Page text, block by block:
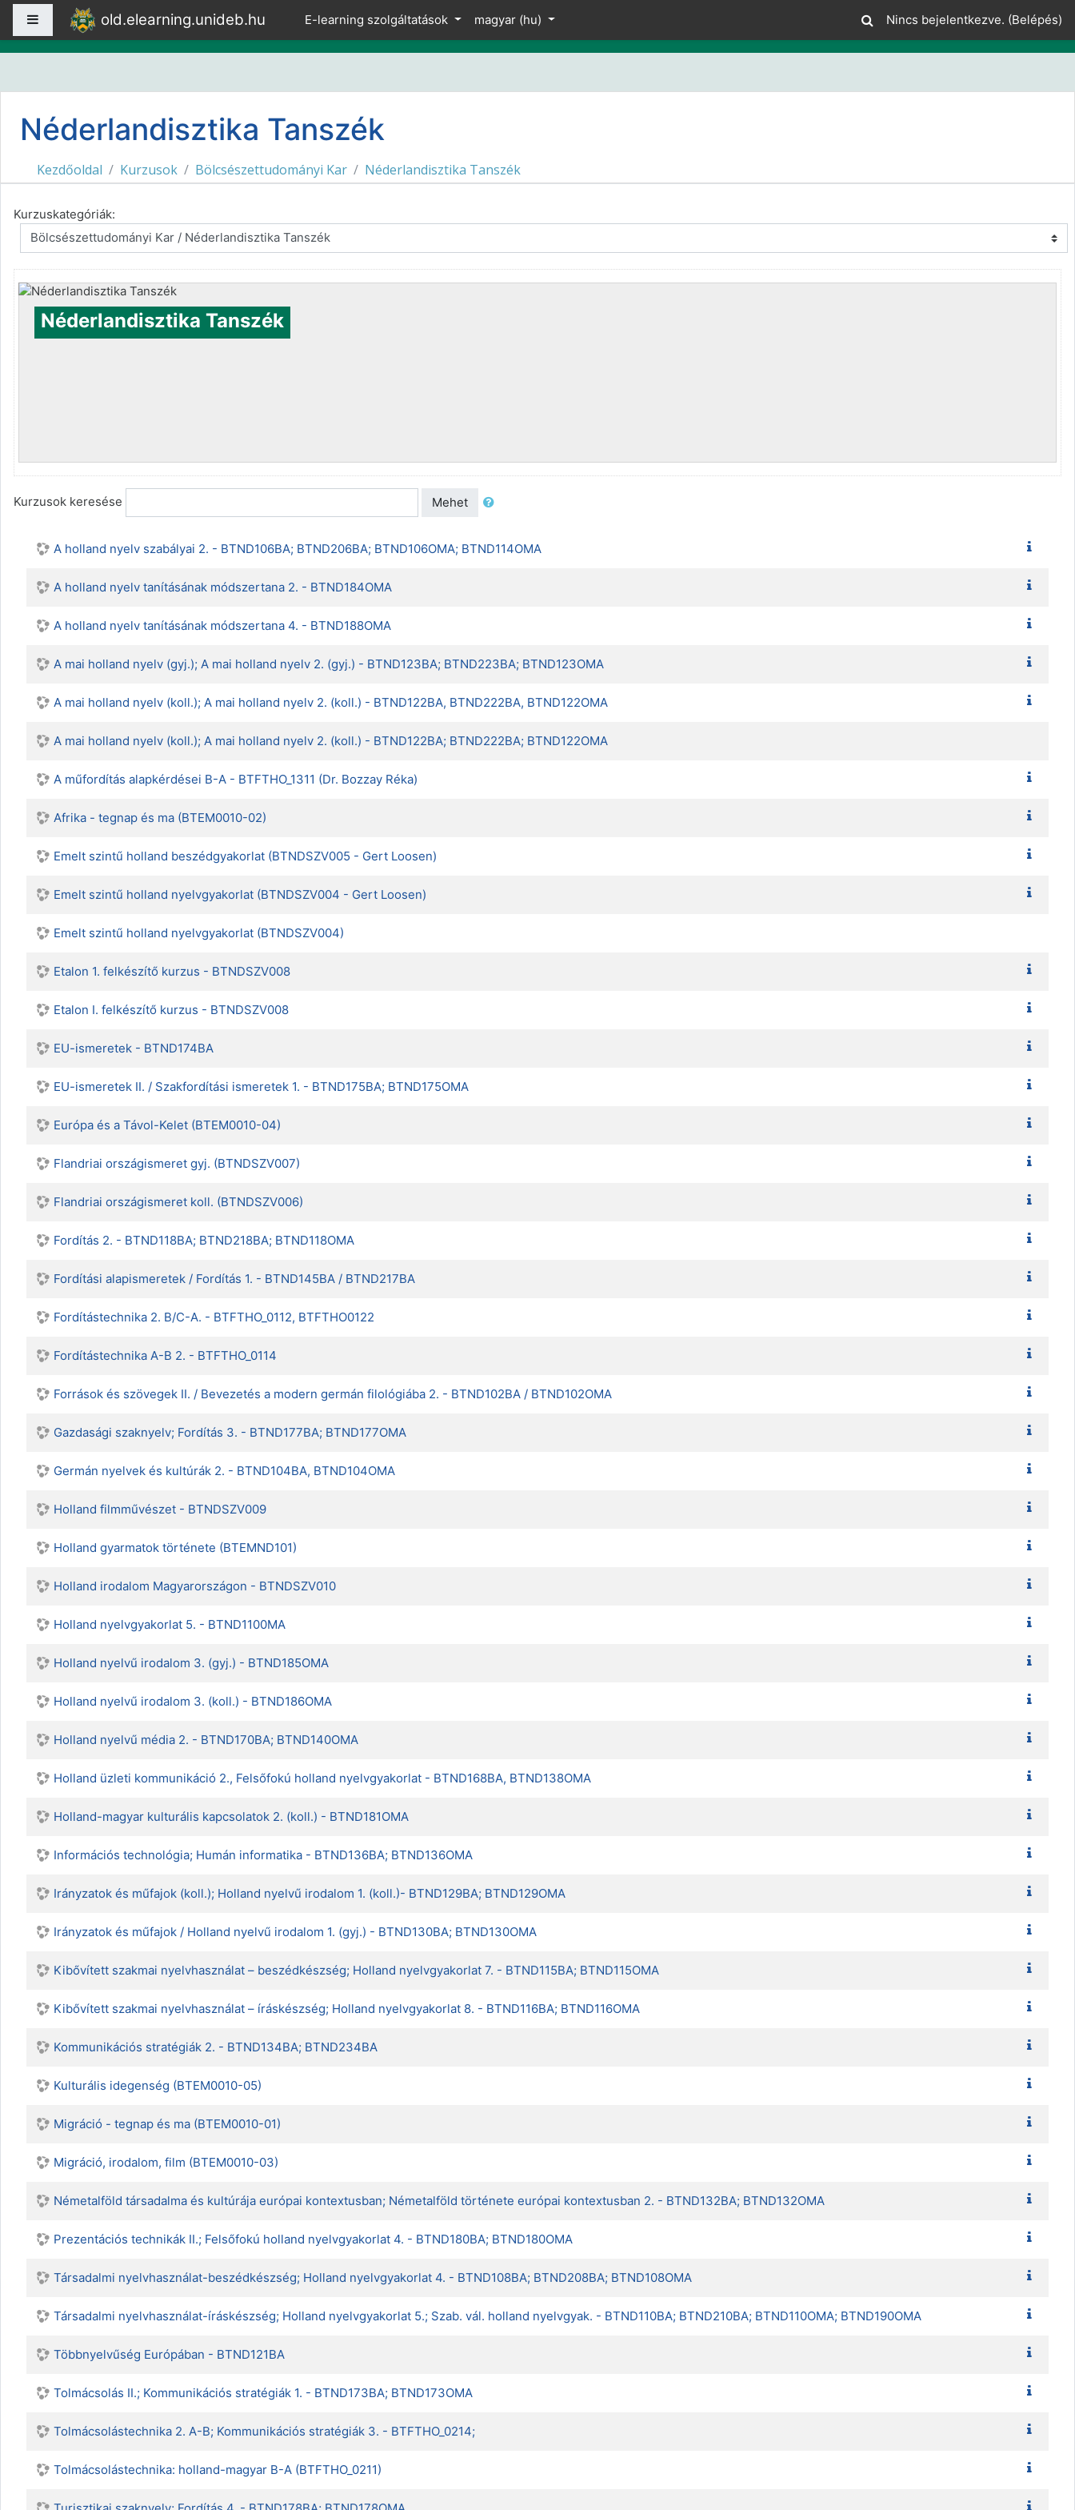
Tovább a fő tartalomhoz
Oldalpanel old.elearning.unideb.hu E-learning szolgáltatások magyar ‎(hu)‎ Nincs bejelentkezve. (Belépés)
Néderlandisztika Tanszék
Kezdőoldal Kurzusok Bölcsészettudományi Kar Néderlandisztika Tanszék
Kurzuskategóriák:
Néderlandisztika Tanszék
Kurzusok keresése Mehet
A holland nyelv szabályai 2. - BTND106BA; BTND206BA; BTND106OMA; BTND114OMA
A holland nyelv tanításának módszertana 2. - BTND184OMA
A holland nyelv tanításának módszertana 4. - BTND188OMA
A mai holland nyelv (gyj.); A mai holland nyelv 2. (gyj.) - BTND123BA; BTND223BA; BTND123OMA
A mai holland nyelv (koll.); A mai holland nyelv 2. (koll.) - BTND122BA, BTND222BA, BTND122OMA
A mai holland nyelv (koll.); A mai holland nyelv 2. (koll.) - BTND122BA; BTND222BA; BTND122OMA
A műfordítás alapkérdései B-A - BTFTHO_1311 (Dr. Bozzay Réka)
Afrika - tegnap és ma (BTEM0010-02)
Emelt szintű holland beszédgyakorlat (BTNDSZV005 - Gert Loosen)
Emelt szintű holland nyelvgyakorlat (BTNDSZV004 - Gert Loosen)
Emelt szintű holland nyelvgyakorlat (BTNDSZV004)
Etalon 1. felkészítő kurzus - BTNDSZV008
Etalon I. felkészítő kurzus - BTNDSZV008
EU-ismeretek - BTND174BA
EU-ismeretek II. / Szakfordítási ismeretek 1. - BTND175BA; BTND175OMA
Európa és a Távol-Kelet (BTEM0010-04)
Flandriai országismeret gyj. (BTNDSZV007)
Flandriai országismeret koll. (BTNDSZV006)
Fordítás 2. - BTND118BA; BTND218BA; BTND118OMA
Fordítási alapismeretek / Fordítás 1. - BTND145BA / BTND217BA
Fordítástechnika 2. B/C-A. - BTFTHO_0112, BTFTHO0122
Fordítástechnika A-B 2. - BTFTHO_0114
Források és szövegek II. / Bevezetés a modern germán filológiába 2. - BTND102BA / BTND102OMA
Gazdasági szaknyelv; Fordítás 3. - BTND177BA; BTND177OMA
Germán nyelvek és kultúrák 2. - BTND104BA, BTND104OMA
Holland filmművészet - BTNDSZV009
Holland gyarmatok története (BTEMND101)
Holland irodalom Magyarországon - BTNDSZV010
Holland nyelvgyakorlat 5. - BTND1100MA
Holland nyelvű irodalom 3. (gyj.) - BTND185OMA
Holland nyelvű irodalom 3. (koll.) - BTND186OMA
Holland nyelvű média 2. - BTND170BA; BTND140OMA
Holland üzleti kommunikáció 2., Felsőfokú holland nyelvgyakorlat - BTND168BA, BTND138OMA
Holland-magyar kulturális kapcsolatok 2. (koll.) - BTND181OMA
Információs technológia; Humán informatika - BTND136BA; BTND136OMA
Irányzatok és műfajok (koll.); Holland nyelvű irodalom 1. (koll.)- BTND129BA; BTND129OMA
Irányzatok és műfajok / Holland nyelvű irodalom 1. (gyj.) - BTND130BA; BTND130OMA
Kibővített szakmai nyelvhasználat – beszédkészség; Holland nyelvgyakorlat 7. - BTND115BA; BTND115OMA
Kibővített szakmai nyelvhasználat – íráskészség; Holland nyelvgyakorlat 8. - BTND116BA; BTND116OMA
Kommunikációs stratégiák 2. - BTND134BA; BTND234BA
Kulturális idegenség (BTEM0010-05)
Migráció - tegnap és ma (BTEM0010-01)
Migráció, irodalom, film (BTEM0010-03)
Németalföld társadalma és kultúrája európai kontextusban; Németalföld története európai kontextusban 2. - BTND132BA; BTND132OMA
Prezentációs technikák II.; Felsőfokú holland nyelvgyakorlat 4. - BTND180BA; BTND180OMA
Társadalmi nyelvhasználat-beszédkészség; Holland nyelvgyakorlat 4. - BTND108BA; BTND208BA; BTND108OMA
Társadalmi nyelvhasználat-íráskészség; Holland nyelvgyakorlat 5.; Szab. vál. holland nyelvgyak. - BTND110BA; BTND210BA; BTND110OMA; BTND190OMA
Többnyelvűség Európában - BTND121BA
Tolmácsolás II.; Kommunikációs stratégiák 1. - BTND173BA; BTND173OMA
Tolmácsolástechnika 2. A-B; Kommunikációs stratégiák 3. - BTFTHO_0214;
Tolmácsolástechnika: holland-magyar B-A (BTFTHO_0211)